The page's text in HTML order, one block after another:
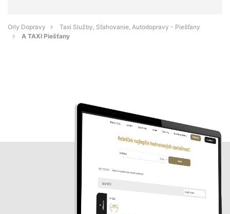
Orly Dopravy
Taxi Služby, Sťahovanie, Autodopravy - Piešťany
A TAXI Piešťany